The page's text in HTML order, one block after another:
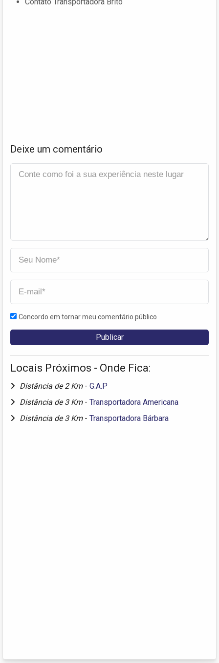
Deixe um comentário
Concordo em tornar meu comentário público
Locais Próximos - Onde Fica:
Distância de 2 Km - G.A.P
Distância de 3 Km - Transportadora Americana
Distância de 3 Km - Transportadora Bárbara